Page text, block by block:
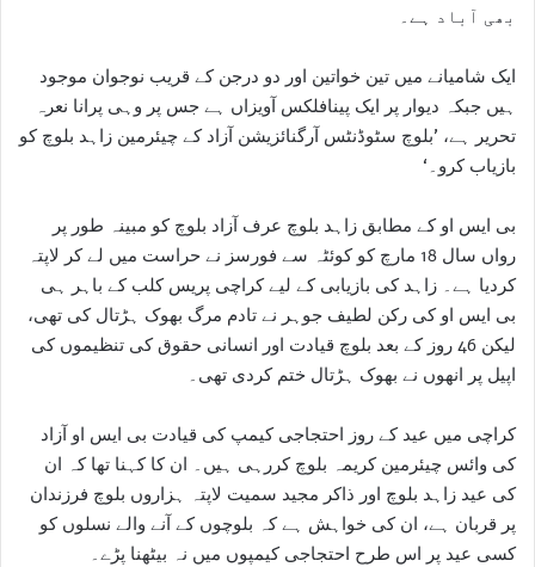
بھی آباد ہے۔
ایک شامیانے میں تین خواتین اور دو درجن کے قریب نوجوان موجود
ہیں جبکہ دیوار پر ایک پینافلکس آویزاں ہے جس پر وہی پرانا نعرہ
تحریر ہے، ’بلوچ سٹوڈنٹس آرگنائزیشن آزاد کے چیئرمین زاہد بلوچ کو
بازیاب کرو۔‘
بی ایس او کے مطابق زاہد بلوچ عرف آزاد بلوچ کو مبینہ طور پر
رواں سال 18 مارچ کو کوئٹہ سے فورسز نے حراست میں لے کر لاپتہ
کردیا ہے۔ زاہد کی بازیابی کے لیے کراچی پریس کلب کے باہر ہی
بی ایس او کی رکن لطیف جوہر نے تادم مرگ بھوک ہڑتال کی تھی،
لیکن 46 روز کے بعد بلوچ قیادت اور انسانی حقوق کی تنظیموں کی
اپیل پر انھوں نے بھوک ہڑتال ختم کردی تھی۔
کراچی میں عید کے روز احتجاجی کیمپ کی قیادت بی ایس او آزاد
کی وائس چیئرمین کریمہ بلوچ کررہی ہیں۔ ان کا کہنا تھا کہ ان
کی عید زاہد بلوچ اور ذاکر مجید سمیت لاپتہ ہزاروں بلوچ فرزندان
پر قربان ہے، ان کی خواہش ہے کہ بلوچوں کے آنے والے نسلوں کو
کسی عید پر اس طرح احتجاجی کیمپوں میں نہ بیٹھنا پڑے۔